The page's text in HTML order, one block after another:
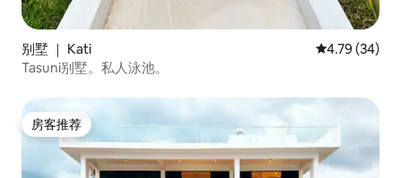
别墅 ｜ Kati 平均评分
4.79 (34)
Tasuni别墅。私人泳池。
房客推荐
房客推荐